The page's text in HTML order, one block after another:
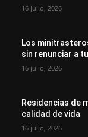
16 julio, 2026
Los
sin renunciar a
16 julio, 2026
Residencias de
calidad de vida
16 julio, 2026